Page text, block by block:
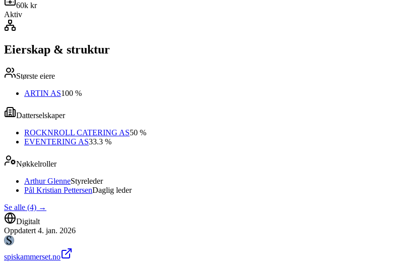
60k kr
Aktiv
Eierskap & struktur
Største eiere
ARTIN AS100 %
Datterselskaper
ROCKNROLL CATERING AS50 %
EVENTERING AS33.3 %
Nøkkelroller
Arthur GlenneStyreleder
Pål Kristian PettersenDaglig leder
Se alle (4) →
Digitalt
Oppdatert 4. jan. 2026
spiskammerset.no